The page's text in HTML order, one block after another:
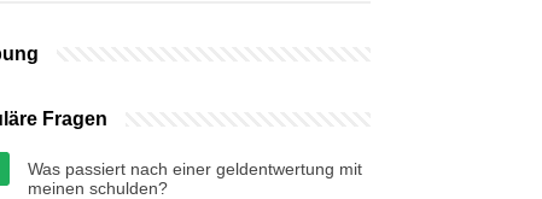
Fragen
Was passiert nach einer geldentwertung mit
meinen schulden?